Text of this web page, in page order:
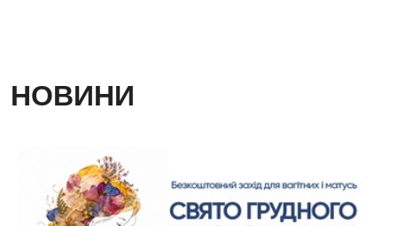
Алергологія, імунологія
Безоплатні послуги
Вакцинація
Травматологічне відділення
Хірургічне відділення
Швидка медична допомога
НОВИНИ